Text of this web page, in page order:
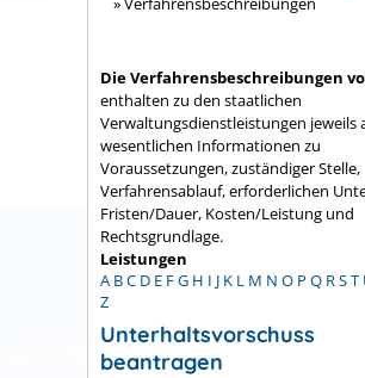
Die Verfahrensbeschreibungen
enthalten zu den staatlichen
Verwaltungsdienstleistungen jeweils
wesentlichen Informationen zu
Voraussetzungen, zuständiger Stelle,
Verfahrensablauf, erforderlichen
Fristen/Dauer, Kosten/Leistung und
Rechtsgrundlage.
Leistungen
A BC D E FG H I J K L M N O P Q RST
Z
Unterhaltsvorschuss
beantragen